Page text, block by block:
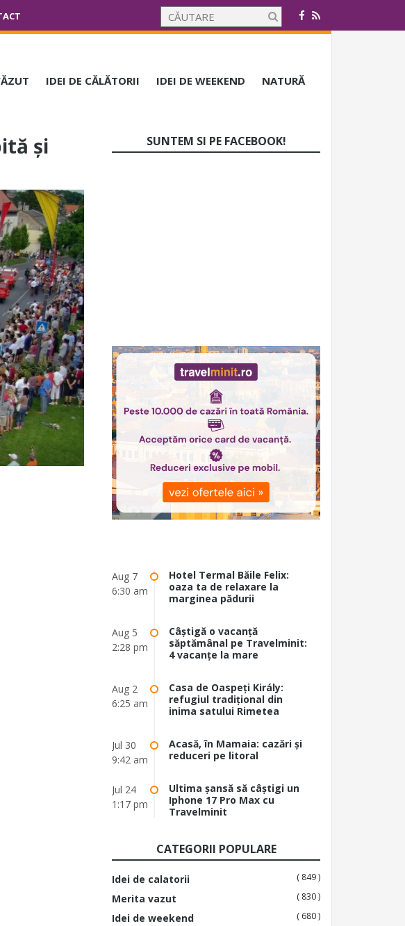
IDEI DE CĂLĂTORII IDEI DE WEEKEND NATURĂ
și
SUNTEM SI PE FACEBOOK!
Aug 7
6:30 am
Hotel Termal Băile Felix:
oaza ta de relaxare la
marginea pădurii
Aug 5
2:28 pm
Câștigă o vacanță
săptămânal pe Travelminit:
4 vacanțe la mare
Aug 2
6:25 am
Casa de Oaspeți Király:
refugiul tradițional din
inima satului Rimetea
Jul 30
9:42 am
Acasă, în Mamaia: cazări și
reduceri pe litoral
Jul 24
1:17 pm
Ultima șansă să câștigi un
Iphone 17 Pro Max cu
Travelminit
CATEGORII POPULARE
Idei de calatorii ( 849 )
Merita vazut ( 830 )
Idei de weekend ( 680 )